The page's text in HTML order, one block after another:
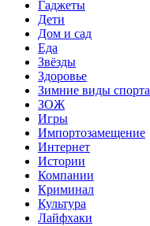
Гаджеты
Дети
Дом и сад
Еда
Звёзды
Здоровье
Зимние виды спорта
ЗОЖ
Игры
Импортозамещение
Интернет
Истории
Компании
Криминал
Культура
Лайфхаки